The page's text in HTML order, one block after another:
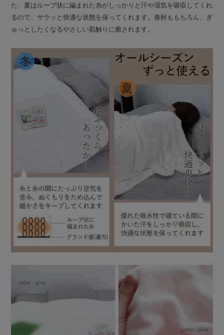
た、夏はループ状に編まれた糸がしっかりと汗や湿気を吸収してくれ
るので、サラッと快適な状態を保ってくれます。春秋ももちろん、ぎ
ゅっとしたくなるやさしい肌触りに癒されます。